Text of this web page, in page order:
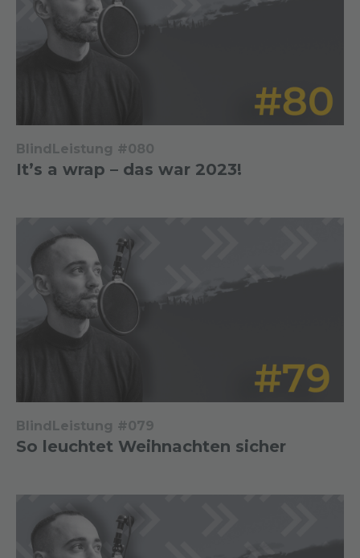
BlindLeistung #080
It’s a wrap – das war 2023!
BlindLeistung #079
So leuchtet Weihnachten sicher